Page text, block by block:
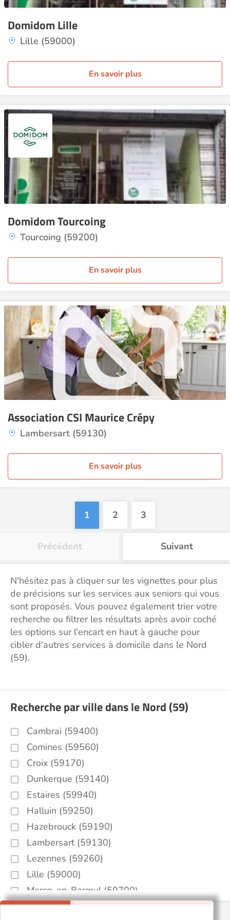
Domidom Lille
Lille (59000)
En savoir plus
Domidom Tourcoing
Tourcoing (59200)
En savoir plus
Association CSI Maurice Crépy
Lambersart (59130)
En savoir plus
1 2 3
Précédent Suivant
N'hésitez pas à cliquer sur les vignettes pour plus
de précisions sur les services aux seniors qui vous
sont proposés. Vous pouvez également trier votre
recherche ou filtrer les résultats après avoir coché
les options sur l'encart en haut à gauche pour
cibler d'autres services à domicile dans le Nord
(59).
Recherche par ville dans le Nord (59)
Cambrai (59400)
Comines (59560)
Croix (59170)
Dunkerque (59140)
Estaires (59940)
Halluin (59250)
Hazebrouck (59190)
Lambersart (59130)
Lezennes (59260)
Lille (59000)
Marcq-en-Barœul (59700)
Marquette-lez-Lille (59520)